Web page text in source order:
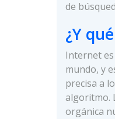
de
¿Y
Internet
mundo, y
precisa a
algoritmo.
orgánica